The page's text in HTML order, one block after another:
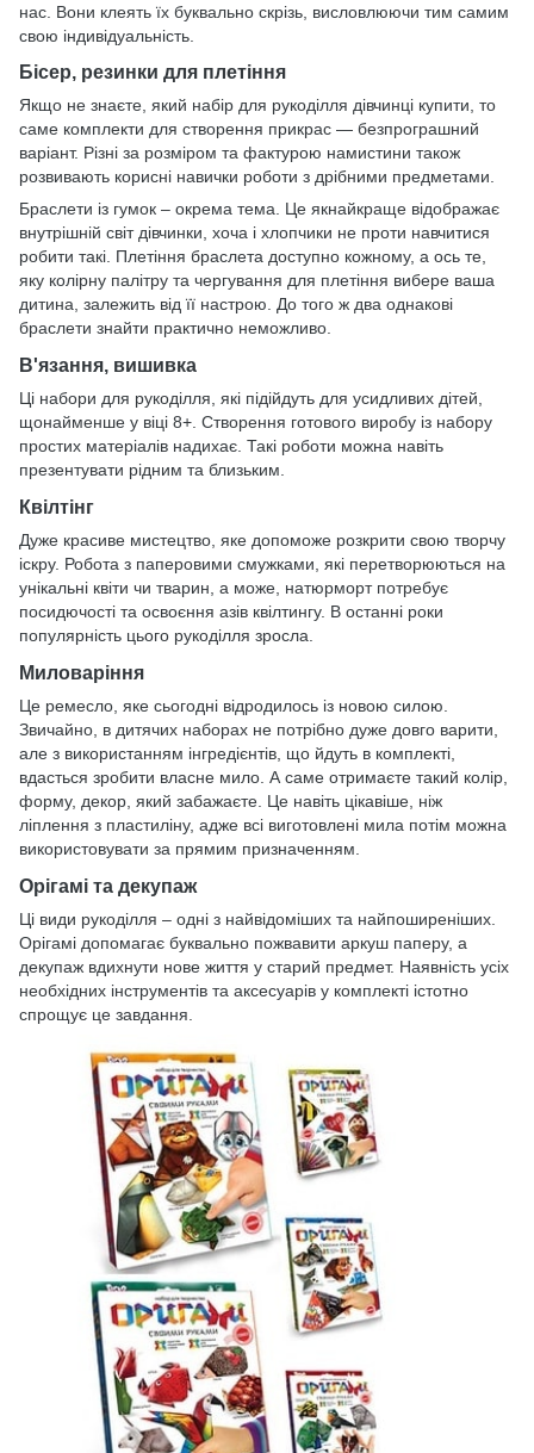
нас. Вони клеять їх буквально скрізь, висловлюючи тим самим
свою індивідуальність.
Бісер, резинки для плетіння
Якщо не знаєте, який набір для рукоділля дівчинці купити, то
саме комплекти для створення прикрас — безпрограшний
варіант. Різні за розміром та фактурою намистини також
розвивають корисні навички роботи з дрібними предметами.
Браслети із гумок – окрема тема. Це якнайкраще відображає
внутрішній світ дівчинки, хоча і хлопчики не проти навчитися
робити такі. Плетіння браслета доступно кожному, а ось те,
яку колірну палітру та чергування для плетіння вибере ваша
дитина, залежить від її настрою. До того ж два однакові
браслети знайти практично неможливо.
В'язання, вишивка
Ці набори для рукоділля, які підійдуть для усидливих дітей,
щонайменше у віці 8+. Створення готового виробу із набору
простих матеріалів надихає. Такі роботи можна навіть
презентувати рідним та близьким.
Квілтінг
Дуже красиве мистецтво, яке допоможе розкрити свою творчу
іскру. Робота з паперовими смужками, які перетворюються на
унікальні квіти чи тварин, а може, натюрморт потребує
посидючості та освоєння азів квілтингу. В останні роки
популярність цього рукоділля зросла.
Миловаріння
Це ремесло, яке сьогодні відродилось із новою силою.
Звичайно, в дитячих наборах не потрібно дуже довго варити,
але з використанням інгредієнтів, що йдуть в комплекті,
вдасться зробити власне мило. А саме отримаєте такий колір,
форму, декор, який забажаєте. Це навіть цікавіше, ніж
ліплення з пластиліну, адже всі виготовлені мила потім можна
використовувати за прямим призначенням.
Орігамі та декупаж
Ці види рукоділля – одні з найвідоміших та найпоширеніших.
Орігамі допомагає буквально пожвавити аркуш паперу, а
декупаж вдихнути нове життя у старий предмет. Наявність усіх
необхідних інструментів та аксесуарів у комплекті істотно
спрощує це завдання.